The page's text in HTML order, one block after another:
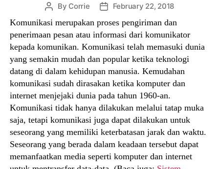
Post
author
By Corrie
PostFebruary 22, 2018
Komunikasi merupakan proses pengiriman dan
penerimaan pesan atau informasi dari komunikator
kepada komunikan. Komunikasi telah memasuki dunia
yang semakin mudah dan popular ketika teknologi
datang di dalam kehidupan manusia. Kemudahan
komunikasi sudah dirasakan ketika komputer dan
internet menjejaki dunia pada tahun 1960-an.
Komunikasi tidak hanya dilakukan melalui tatap muka
saja, tetapi komunikasi juga dapat dilakukan untuk
seseorang yang memiliki keterbatasan jarak dan waktu.
Seseorang yang berada dalam keadaan tersebut dapat
memanfaatkan media seperti komputer dan internet